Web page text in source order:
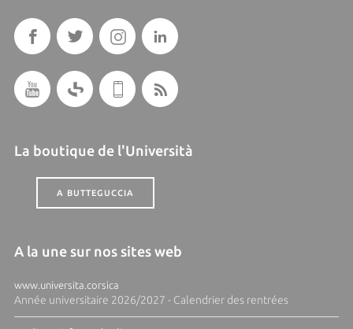
La boutique de l'Università
A BUTTEGUCCIA
A la une sur nos sites web
www.universita.corsica
Année universitaire 2026/2027 - Calendrier des rentrées